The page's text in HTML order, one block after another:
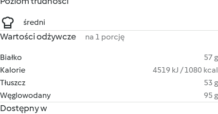
średni
Wartości odżywcze na 1 porcję
Białko
57 g
Kalorie
4519 kJ / 1080 kcal
Tłuszcz
53 g
Węglowodany
95 g
Dostępny w